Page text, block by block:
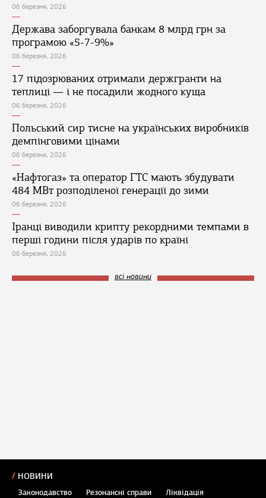
06 березня, 2026
Держава заборгувала банкам 8 млрд грн за
програмою «5-7-9%»
06 березня, 2026
17 підозрюваних отримали держгранти на
теплиці — і не посадили жодного куща
06 березня, 2026
Польський сир тисне на українських виробників
демпінговими цінами
06 березня, 2026
«Нафтогаз» та оператор ГТС мають збудувати
484 МВт розподіленої генерації до зими
06 березня, 2026
Іранці виводили крипту рекордними темпами в
перші години після ударів по країні
06 березня, 2026
всі новини
НОВИНИ
Законодавство Резонансні справи
Ліквідація